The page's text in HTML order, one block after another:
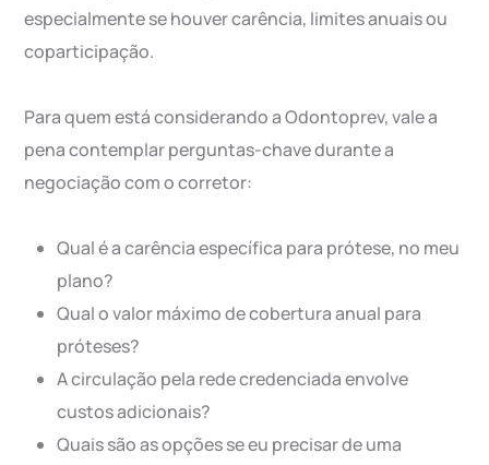
especialmente se houver carência, limites anuais ou
coparticipação.
Para quem está considerando a Odontoprev, vale a
pena contemplar perguntas-chave durante a
negociação com o corretor:
Qual é a carência específica para prótese, no meu
plano?
Qual o valor máximo de cobertura anual para
próteses?
A circulação pela rede credenciada envolve
custos adicionais?
Quais são as opções se eu precisar de uma